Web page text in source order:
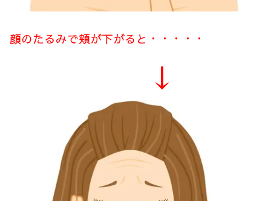
顔のたるみで頬が下がると・・・・・
↓